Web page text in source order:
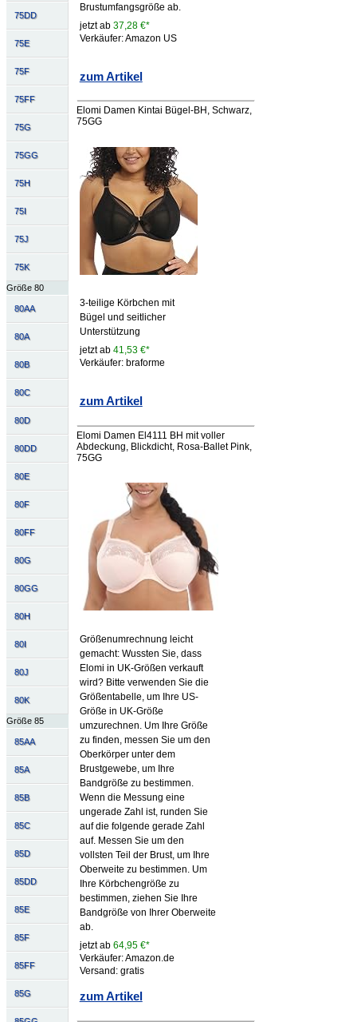
75DD
75E
75F
75FF
75G
75GG
75H
75I
75J
75K
Größe 80
80AA
80A
80B
80C
80D
80DD
80E
80F
80FF
80G
80GG
80H
80I
80J
80K
Größe 85
85AA
85A
85B
85C
85D
85DD
85E
85F
85FF
85G
Brustumfangsgröße ab.
jetzt ab 37,28 €*
Verkäufer: Amazon US
zum Artikel
Elomi Damen Kintai Bügel-BH, Schwarz,
75GG
3-teilige Körbchen mit
Bügel und seitlicher
Unterstützung
jetzt ab 41,53 €*
Verkäufer: braforme
zum Artikel
Elomi Damen El4111 BH mit voller
Abdeckung, Blickdicht, Rosa-Ballet Pink,
75GG
Größenumrechnung leicht
gemacht: Wussten Sie, dass
Elomi in UK-Größen verkauft
wird? Bitte verwenden Sie die
Größentabelle, um Ihre US-
Größe in UK-Größe
umzurechnen. Um Ihre Größe
zu finden, messen Sie um den
Oberkörper unter dem
Brustgewebe, um Ihre
Bandgröße zu bestimmen.
Wenn die Messung eine
ungerade Zahl ist, runden Sie
auf die folgende gerade Zahl
auf. Messen Sie um den
vollsten Teil der Brust, um Ihre
Oberweite zu bestimmen. Um
Ihre Körbchengröße zu
bestimmen, ziehen Sie Ihre
Bandgröße von Ihrer Oberweite
ab.
jetzt ab 64,95 €*
Verkäufer: Amazon.de
Versand: gratis
zum Artikel